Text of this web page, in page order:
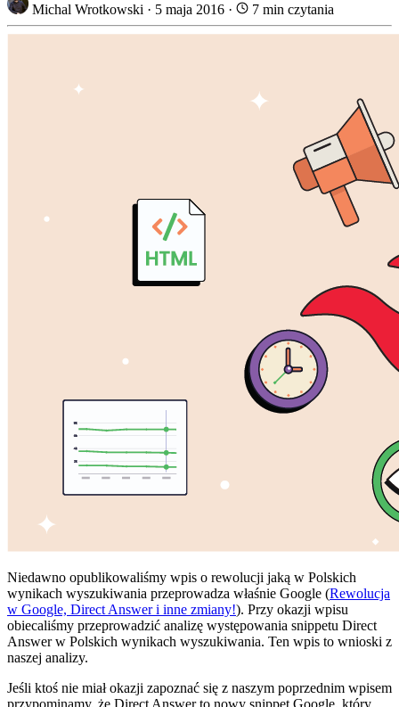
Michal Wrotkowski · 5 maja 2016 · 7 min czytania
Niedawno opublikowaliśmy wpis o rewolucji jaką w Polskich
wynikach wyszukiwania przeprowadza właśnie Google (Rewolucja
w Google, Direct Answer i inne zmiany!). Przy okazji wpisu
obiecaliśmy przeprowadzić analizę występowania snippetu Direct
Answer w Polskich wynikach wyszukiwania. Ten wpis to wnioski z
naszej analizy.
Jeśli ktoś nie miał okazji zapoznać się z naszym poprzednim wpisem
przypominamy, że Direct Answer to nowy snippet Google, który